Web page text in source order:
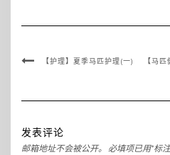
【护理】夏季马匹护理(一) 【马
发表评论
邮箱地址不会被公开。 必填项已用*标注